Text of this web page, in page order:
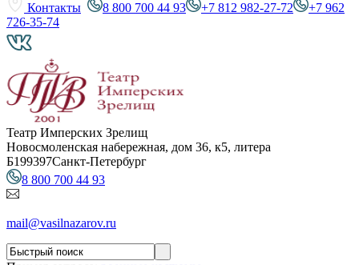
Контакты 8 800 700 44 93 +7 812 982-27-72
+7 962
726-35-74
Театр Имперских Зрелищ
Новосмоленская набережная, дом 36, к5, литера
Б199397Санкт-Петербург
8 800 700 44 93
mail@vasilnazarov.ru